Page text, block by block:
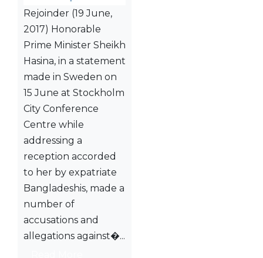
Rejoinder (19 June,
2017) Honorable
Prime Minister Sheikh
Hasina, in a statement
made in Sweden on
15 June at Stockholm
City Conference
Centre while
addressing a
reception accorded
to her by expatriate
Bangladeshis, made a
number of
accusations and
allegations against�...